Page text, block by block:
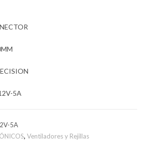
5A
5A
,Ventiladores y Rejillas